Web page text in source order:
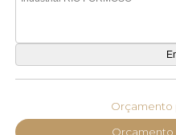
Orçamento
Orçamento